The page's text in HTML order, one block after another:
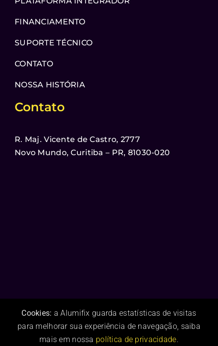
FINANCIAMENTO
SUPORTE TÉCNICO
CONTATO
NOSSA HISTÓRIA
Contato
R. Maj. Vicente de Castro, 2777
Novo Mundo, Curitiba – PR, 81030-020
Cookies: a Alumifix guarda estatísticas de visitas
para melhorar sua experiência de navegação, saiba
mais em nossa política de privacidade.